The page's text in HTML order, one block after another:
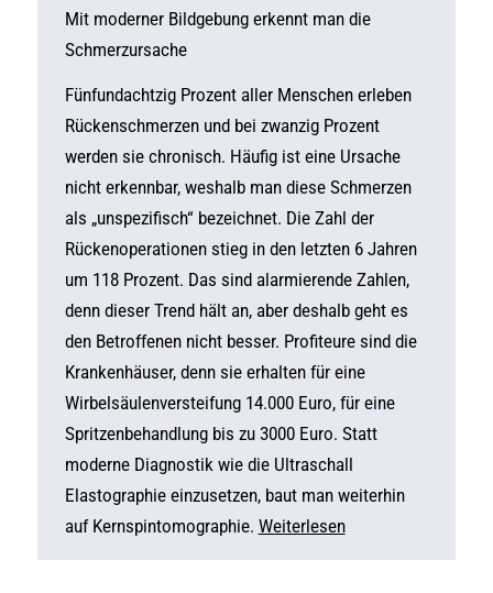
Mit moderner Bildgebung erkennt man die
Schmerzursache
Fünfundachtzig Prozent aller Menschen erleben
Rückenschmerzen und bei zwanzig Prozent
werden sie chronisch. Häufig ist eine Ursache
nicht erkennbar, weshalb man diese Schmerzen
als „unspezifisch“ bezeichnet. Die Zahl der
Rückenoperationen stieg in den letzten 6 Jahren
um 118 Prozent. Das sind alarmierende Zahlen,
denn dieser Trend hält an, aber deshalb geht es
den Betroffenen nicht besser. Profiteure sind die
Krankenhäuser, denn sie erhalten für eine
Wirbelsäulenversteifung 14.000 Euro, für eine
Spritzenbehandlung bis zu 3000 Euro. Statt
moderne Diagnostik wie die Ultraschall
Elastographie einzusetzen, baut man weiterhin
auf Kernspintomographie. Weiterlesen